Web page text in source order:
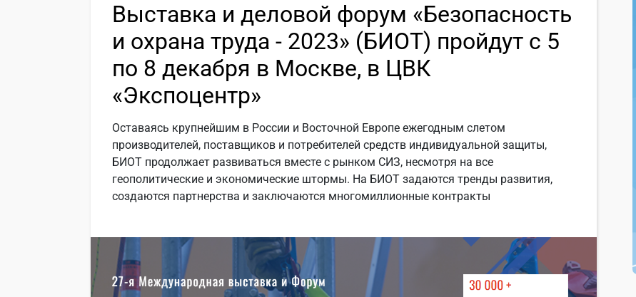
Выставка и деловой форум «Безопасность
и охрана труда - 2023» (БИОТ) пройдут с 5
по 8 декабря в Москве, в ЦВК
«Экспоцентр»
Оставаясь крупнейшим в России и Восточной Европе ежегодным слетом
производителей, поставщиков и потребителей средств индивидуальной защиты,
БИОТ продолжает развиваться вместе с рынком СИЗ, несмотря на все
геополитические и экономические штормы. На БИОТ задаются тренды развития,
создаются партнерства и заключаются многомиллионные контракты